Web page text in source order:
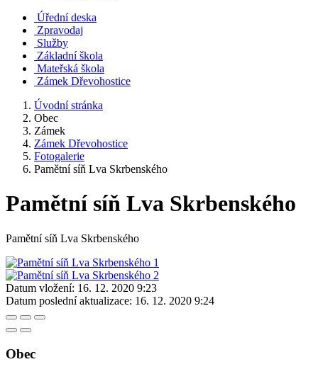
Úřední deska
Zpravodaj
Služby
Základní škola
Mateřská škola
Zámek Dřevohostice
Úvodní stránka
Obec
Zámek
Zámek Dřevohostice
Fotogalerie
Pamětní síň Lva Skrbenského
Pamětní síň Lva Skrbenského
Pamětní síň Lva Skrbenského
Datum vložení: 16. 12. 2020 9:23
Datum poslední aktualizace: 16. 12. 2020 9:24
Obec